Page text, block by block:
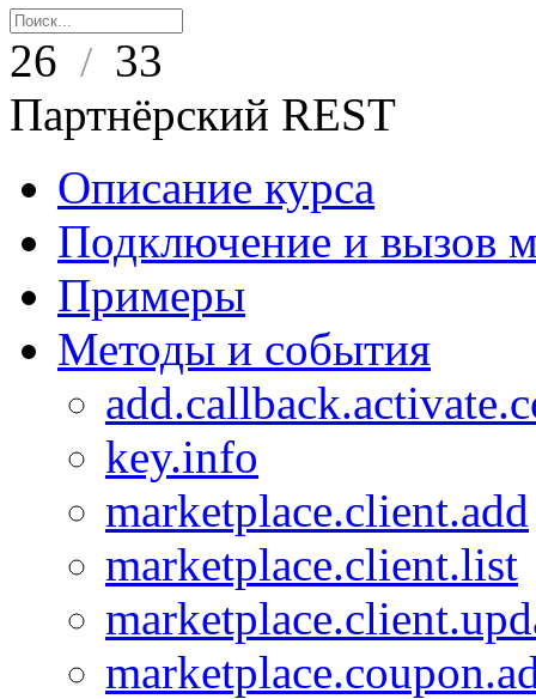
26 / 33
Партнёрский REST
Описание курса
Подключение и вызов
Примеры
Методы и события
key.info
marketplace.client.add
marketplace.client.list